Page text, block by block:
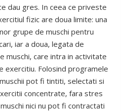
dau gres. In ceea ce priveste
fizic are doua limite: una
grupe de muschi pentru
iar a doua, legata de
muschi, care intra in activitate
exercitiu. Folosind programele
pot fi tintiti, selectati si
concentrate, fara stres
nici nu pot fi contractati